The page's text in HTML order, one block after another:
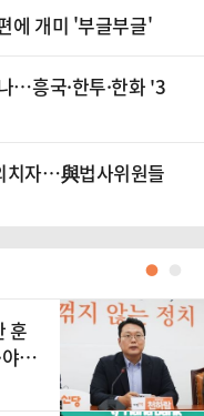
에 개미 '부글부글'
…흥국·한투·한화 '3
치자…與법사위원들
●
훈
간